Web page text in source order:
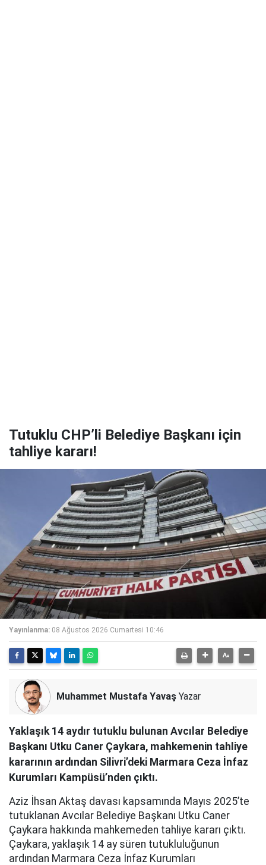
Tutuklu CHP’li Belediye Başkanı için
tahliye kararı!
Yayınlanma: 08 Ağustos 2026 Cumartesi 10:46
Muhammet Mustafa Yavaş Yazar
Yaklaşık 14 aydır tutuklu bulunan Avcılar Belediye
Başkanı Utku Caner Çaykara, mahkemenin tahliye
kararının ardından Silivri’deki Marmara Ceza İnfaz
Kurumları Kampüsü’nden çıktı.
Aziz İhsan Aktaş davası kapsamında Mayıs 2025’te
tutuklanan Avcılar Belediye Başkanı Utku Caner
Çaykara hakkında mahkemeden tahliye kararı çıktı.
Çaykara, yaklaşık 14 ay süren tutukluluğunun
ardından Marmara Ceza İnfaz Kurumları